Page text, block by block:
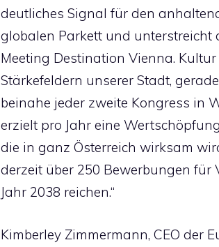
deutliches Signal für den
globalen Parkett und unterstreicht
Meeting Destination Vienna.
Stärkefeldern unserer Stadt,
beinahe jeder zweite Kongress in
erzielt pro Jahr eine
die in ganz Österreich wirksam
derzeit über 250 Bewerbungen
Jahr 2038 reichen.“
Kimberley Zimmermann, CEO der